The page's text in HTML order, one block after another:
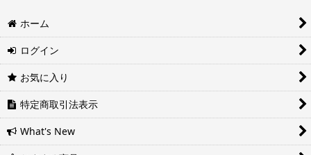
エアーポール AVラックセット
エアーポール バイクハンガー
エアーポール フック
エアーポール 棚板
日時指定は4日後以降の指定となります。それ以前の日時指定をご希
望の場合は備考欄に記入をお願いします。
■地域ごとの最短配達日時について
い。
ヤマト運輸サービスレベル一覧表(PDF)
西濃運輸サービスレベル一覧表(PDF)
ホーム
ログイン
お気に入り
特定商取引法表示
What's New